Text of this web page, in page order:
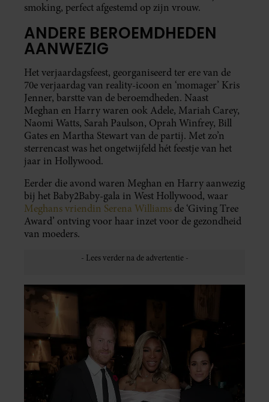
smoking, perfect afgestemd op zijn vrouw.
ANDERE BEROEMDHEDEN
AANWEZIG
Het verjaardagsfeest, georganiseerd ter ere van de
70e verjaardag van reality-icoon en ‘momager’ Kris
Jenner, barstte van de beroemdheden. Naast
Meghan en Harry waren ook Adele, Mariah Carey,
Naomi Watts, Sarah Paulson, Oprah Winfrey, Bill
Gates en Martha Stewart van de partij. Met zo’n
sterrencast was het ongetwijfeld hét feestje van het
jaar in Hollywood.
Eerder die avond waren Meghan en Harry aanwezig
bij het Baby2Baby-gala in West Hollywood, waar
Meghans vriendin Serena Williams de ‘Giving Tree
Award’ ontving voor haar inzet voor de gezondheid
van moeders.